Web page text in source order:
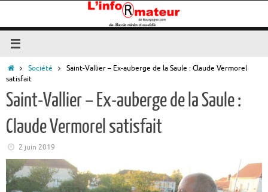
contenu
Accueil
Société
Saint-Vallier – Ex-auberge de la Saule : Claude Vermorel
satisfait
Saint-Vallier – Ex-auberge de la Saule :
Claude Vermorel satisfait
2 juin 2019